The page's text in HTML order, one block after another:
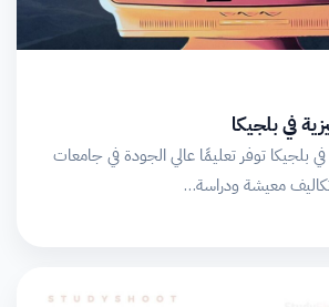
في بلجيكا
في بلجيكا توفر تعليمًا عالي الجودة في جامعات
معيشة ودراسة…